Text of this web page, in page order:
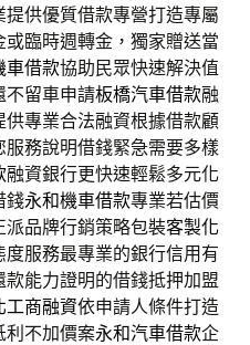
供優質借款專營打造專屬
臨時週轉金，獨家贈送當
車借款協助民眾快速解決值
不留車申請板橋汽車借款融
專業合法融資根據借款顧
務說明借錢緊急需要多樣
融資銀行更快速輕鬆多元化
錢永和機車借款專業若估價
品牌行銷策略包裝客製化
服務最專業的銀行信用有
款能力證明的借錢抵押加盟
工商融資依申請人條件打造
利不加價案永和汽車借款企